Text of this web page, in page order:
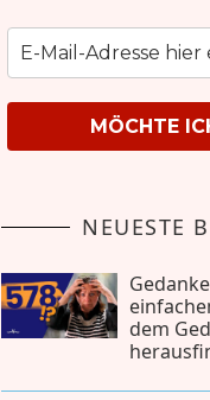
MÖCHTE
NEUESTE
dem